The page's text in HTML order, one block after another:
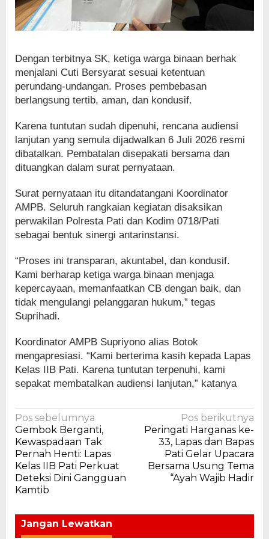
Dengan terbitnya SK, ketiga warga binaan berhak
menjalani Cuti Bersyarat sesuai ketentuan
perundang-undangan. Proses pembebasan
berlangsung tertib, aman, dan kondusif.
Karena tuntutan sudah dipenuhi, rencana audiensi
lanjutan yang semula dijadwalkan 6 Juli 2026 resmi
dibatalkan. Pembatalan disepakati bersama dan
dituangkan dalam surat pernyataan.
Surat pernyataan itu ditandatangani Koordinator
AMPB. Seluruh rangkaian kegiatan disaksikan
perwakilan Polresta Pati dan Kodim 0718/Pati
sebagai bentuk sinergi antarinstansi.
“Proses ini transparan, akuntabel, dan kondusif.
Kami berharap ketiga warga binaan menjaga
kepercayaan, memanfaatkan CB dengan baik, dan
tidak mengulangi pelanggaran hukum,” tegas
Suprihadi.
Koordinator AMPB Supriyono alias Botok
mengapresiasi. “Kami berterima kasih kepada Lapas
Kelas IIB Pati. Karena tuntutan terpenuhi, kami
sepakat membatalkan audiensi lanjutan,” katanya
Navigasi
pos
Pos sebelumnya
Gembok Berganti,
Kewaspadaan Tak
Pernah Henti: Lapas
Kelas IIB Pati Perkuat
Deteksi Dini Gangguan
Kamtib
Pos berikutnya
Peringati Harganas ke-
33, Lapas dan Bapas
Pati Gelar Upacara
Bersama Usung Tema
“Ayah Wajib Hadir
Jangan Lewatkan